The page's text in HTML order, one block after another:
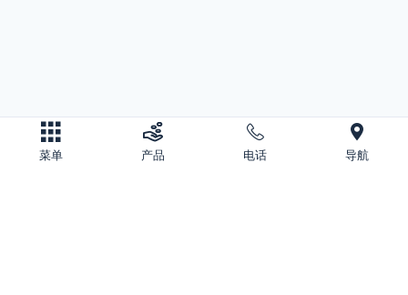
菜单 产品 电话 导航